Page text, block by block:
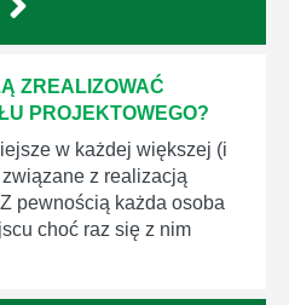
ZREALIZOWAĆ
PROJEKTOWEGO?
w każdej większej (i
z realizacją
pewnością każda osoba
choć raz się z nim